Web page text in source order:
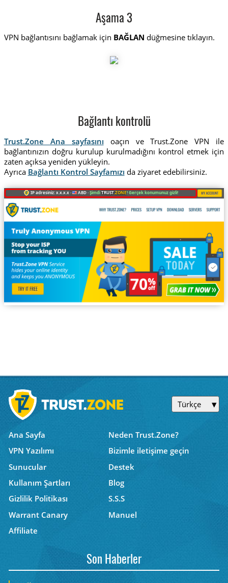
Aşama 3
VPN bağlantısını bağlamak için BAĞLAN düğmesine tıklayın.
Bağlantı kontrolü
Trust.Zone Ana sayfasını oaçın ve Trust.Zone VPN ile
bağlantınızın doğru kurulup kurulmadığını kontrol etmek için
zaten açıksa yeniden yükleyin.
Ayrıca Bağlantı Kontrol Sayfamızı da ziyaret edebilirsiniz.
IP adresiniz: x.x.x.x · ABD ·ŞimdiTRUST.ZONE! Gerçek konumunuz gizli!
Türkçe
Ana Sayfa
Neden Trust.Zone?
VPN Yazılımı
Bizimle iletişime geçin
Sunucular
Destek
Kullanım Şartları
Blog
Gizlilik Politikası
S.S.S
Warrant Canary
Manuel
Affiliate
Son Haberler